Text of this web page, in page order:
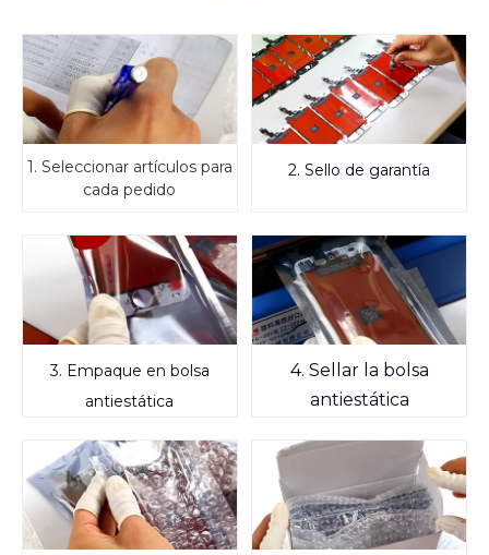
1. Seleccionar artículos para
cada pedido
2. Sello de garantía
3. Empaque en bolsa
antiestática
4. Sellar la bolsa
antiestática